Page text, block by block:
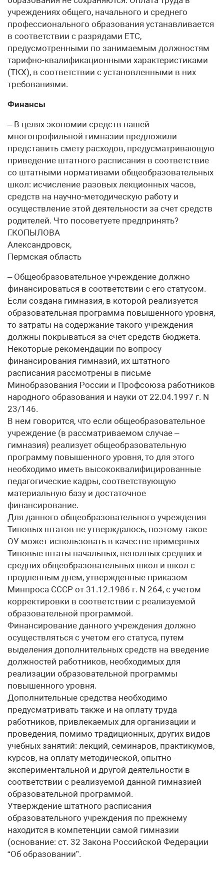
учреждениях общего, начального и среднего
профессионального образования устанавливается
в соответствии с разрядами ЕТС,
предусмотренными по занимаемым должностям
тарифно-квалификационными характеристиками
(ТКХ), в соответствии с установленными в них
требованиями.
Финансы
– В целях экономии средств нашей
многопрофильной гимназии предложили
представить смету расходов, предусматривающую
приведение штатного расписания в соответствие
со штатными нормативами общеобразовательных
школ: исчисление разовых лекционных часов,
средств на научно-методическую работу и
осуществление этой деятельности за счет средств
родителей. Что посоветуете предпринять?
Г.КОПЫЛОВА
Александровск,
Пермская область
– Общеобразовательное учреждение должно
финансироваться в соответствии с его статусом.
Если создана гимназия, в которой реализуется
образовательная программа повышенного уровня,
то затраты на содержание такого учреждения
должны покрываться за счет средств бюджета.
Некоторые рекомендации по вопросу
финансирования гимназий, их штатного
расписания рассмотрены в письме
Минобразования России и Профсоюза работников
народного образования и науки от 22.04.1997 г. N
23/146.
В нем говорится, что если общеобразовательное
учреждение (в рассматриваемом случае –
гимназия) реализует общеобразовательную
программу повышенного уровня, то для этого
необходимо иметь высококвалифицированные
педагогические кадры, соответствующую
материальную базу и достаточное
финансирование.
Для данного общеобразовательного учреждения
Типовых штатов не утверждалось, поэтому такое
ОУ может использовать в качестве примерных
Типовые штаты начальных, неполных средних и
средних общеобразовательных школ и школ с
продленным днем, утвержденные приказом
Минпроса СССР от 31.12.1986 г. N 264, с учетом
корректировки в соответствии с реализуемой
образовательной программой.
Финансирование данного учреждения должно
осуществляться с учетом его статуса, путем
выделения дополнительных средств на введение
должностей работников, необходимых для
реализации образовательной программы
повышенного уровня.
Дополнительные средства необходимо
предусматривать также и на оплату труда
работников, привлекаемых для организации и
проведения, помимо традиционных, других видов
учебных занятий: лекций, семинаров, практикумов,
курсов, на оплату методической, опытно-
экспериментальной и другой деятельности в
соответствии с реализуемой данной гимназией
образовательной программой.
Утверждение штатного расписания
образовательного учреждения по прежнему
находится в компетенции самой гимназии
(основание: ст. 32 Закона Российской Федерации
“Об образовании”.